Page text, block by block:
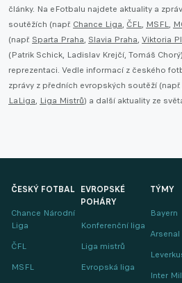
články. Na eFotbalu najdete aktuality a
soutěžích (např. Chance Liga, ČFL, MSFL,
(např. Sparta Praha, Slavia Praha, Viktoria
(Patrik Schick, Ladislav Krejčí, Tomáš
reprezentaci. Vedle informací z českého
zprávy z předních evropských soutěží (např.
LaLiga, Liga Mistrů) a další aktuality ze
ČESKÝ FOTBAL
Chance Národní
Liga
ČFL
MSFL
EVROPSKÉ
POHÁRY
Konferenční liga
Liga mistrů
Evropská liga
TÝMY
Bayern
Arsenal
Inter